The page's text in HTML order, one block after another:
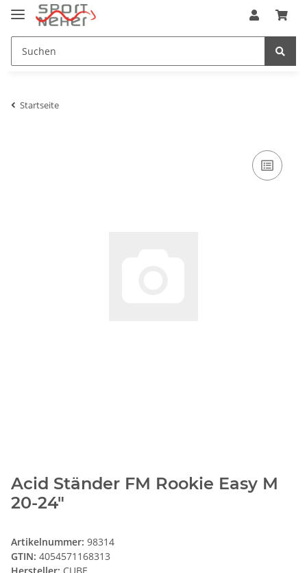
Startseite
Acid Ständer FM Rookie Easy M
20-24"
Artikelnummer: 98314
GTIN: 4054571168313